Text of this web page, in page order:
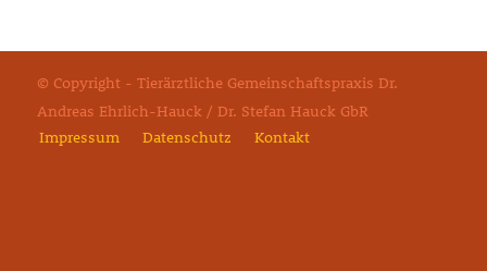
© Copyright - Tierärztliche Gemeinschaftspraxis Dr.
Andreas Ehrlich-Hauck / Dr. Stefan Hauck GbR
Impressum
Datenschutz Kontakt